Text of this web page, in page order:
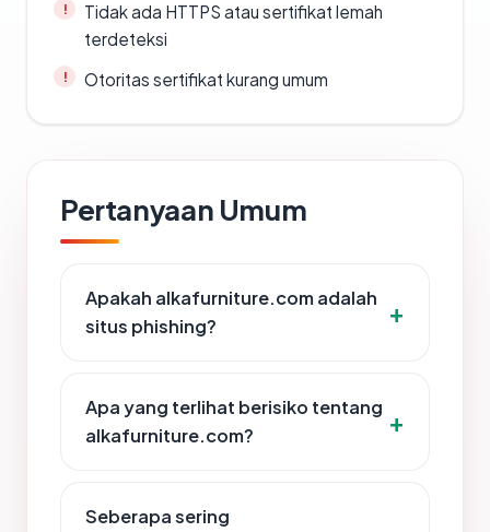
Tidak ada HTTPS atau sertifikat lemah
terdeteksi
Otoritas sertifikat kurang umum
Pertanyaan Umum
Apakah alkafurniture.com adalah
situs phishing?
Apa yang terlihat berisiko tentang
alkafurniture.com?
Seberapa sering